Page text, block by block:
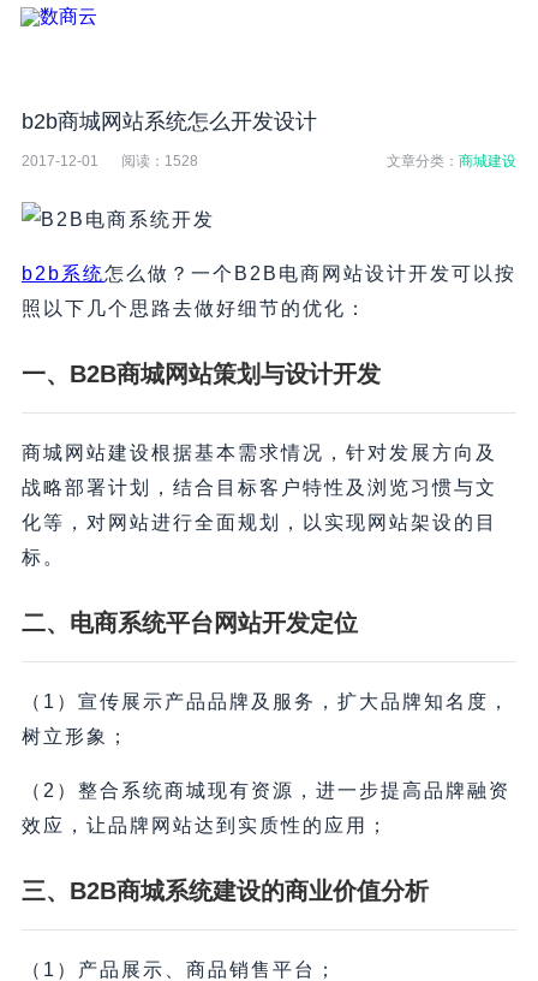
b2b商城网站系统怎么开发设计
2017-12-01 阅读： 1528 文章分类：商城建设
b2b系统怎么做？一个B2B电商网站设计开发可以按
照以下几个思路去做好细节的优化：
一、B2B商城网站策划与设计开发
商城网站建设根据基本需求情况，针对发展方向及
战略部署计划，结合目标客户特性及浏览习惯与文
化等，对网站进行全面规划，以实现网站架设的目
标。
二、电商系统平台网站开发定位
（1）宣传展示产品品牌及服务，扩大品牌知名度，
树立形象；
（2）整合系统商城现有资源，进一步提高品牌融资
效应，让品牌网站达到实质性的应用；
三、B2B商城系统建设的商业价值分析
（1）产品展示、商品销售平台；